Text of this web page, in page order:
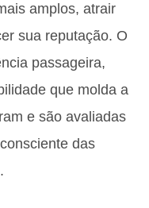
amplos, atrair
sua reputação. O
passageira,
que molda a
e são avaliadas
das